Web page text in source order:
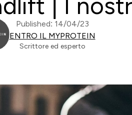
| I
Published: 14/04/23
ENTRO IL MYPROTEIN
Scrittore ed esperto